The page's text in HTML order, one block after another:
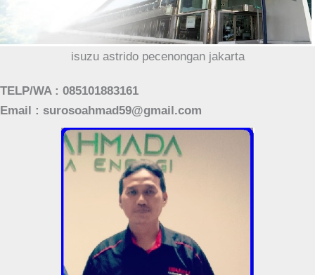
isuzu astrido pecenongan jakarta
TELP/WA : 085101883161
Email : surosoahmad59@gmail.com